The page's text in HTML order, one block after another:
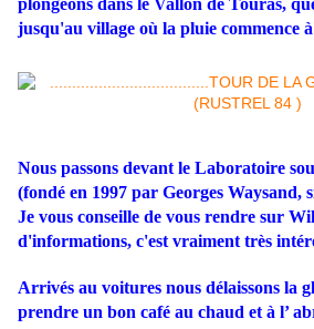
plongeons dans le Vallon de Touras,
jusqu'au village où la pluie commence
Nous passons devant le Laboratoire
(fondé en 1997 par Georges Waysand,
Je vous conseille de vous rendre sur
d'informations, c'est vraiment très
Arrivés au voitures nous délaissons la
prendre un bon café au chaud et à l’